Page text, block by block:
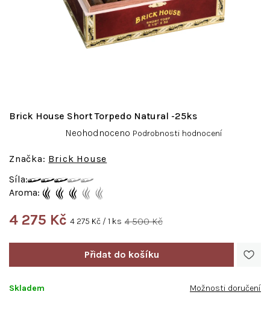
4 500 Kč
4 275 Kč Měrná
4 275 Kč / 1 ks
Skladem Možnosti doručení
Brick House Short Torpedo Natural -25ks
Brick House
Průměrné
produktu
0,0
z
hvězdiček.
Neohodnoceno Podrobnosti hodnocení
Aroma:
Síla: